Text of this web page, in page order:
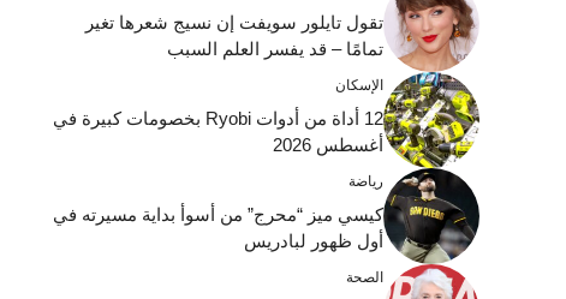
تقول تايلور سويفت إن نسيج شعرها تغير
تمامًا – قد يفسر العلم السبب
الإسكان
12 أداة من أدوات Ryobi بخصومات كبيرة في
أغسطس 2026
رياضة
كيسي ميز “محرج” من أسوأ بداية مسيرته في
أول ظهور لبادريس
الصحة